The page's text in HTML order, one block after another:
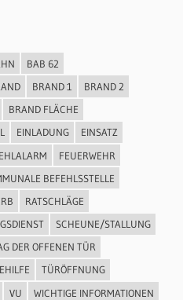
BAB 62
BRAND 1
BRAND 2
BRAND FLÄCHE
EINLADUNG
EINSATZ
FEUERWEHR
BEFEHLSSTELLE
RATSCHLÄGE
SCHEUNE/STALLUNG
DER OFFENEN TÜR
TÜRÖFFNUNG
VU
WICHTIGE INFORMATIONEN